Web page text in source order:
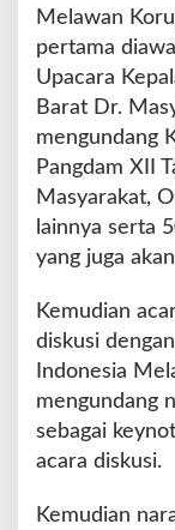
Melawan
pertama
Upacara
Barat Dr.
mengundang
Pangdam XII
Masyarakat,
lainnya serta
yang juga
Kemudian
diskusi
Indonesia
mengundang
sebagai
acara diskusi.
Kemudian